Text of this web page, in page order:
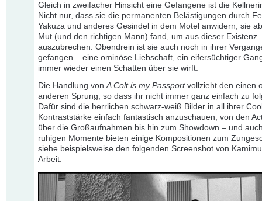
Gleich in zweifacher Hinsicht eine Gefangene ist die
Nicht nur, dass sie die permanenten Belästigungen durch
Yakuza und anderes Gesindel in dem Motel anwidern, sie
Mut (und den richtigen Mann) fand, um aus dieser Existenz
auszubrechen. Obendrein ist sie auch noch in ihrer
gefangen – eine ominöse Liebschaft, ein eifersüchtiger
immer wieder einen Schatten über sie wirft.
Die Handlung vonA Colt is my Passportvollzieht den einen
anderen Sprung, so dass ihr nicht immer ganz einfach zu
Dafür sind die herrlichen schwarz-weiß Bilder in all ihrer
Kontraststärke einfach fantastisch anzuschauen, von den
über die Großaufnahmen bis hin zum Showdown – und
ruhigen Momente bieten einige Kompositionen zum
siehe beispielsweise den folgenden Screenshot von
Arbeit.